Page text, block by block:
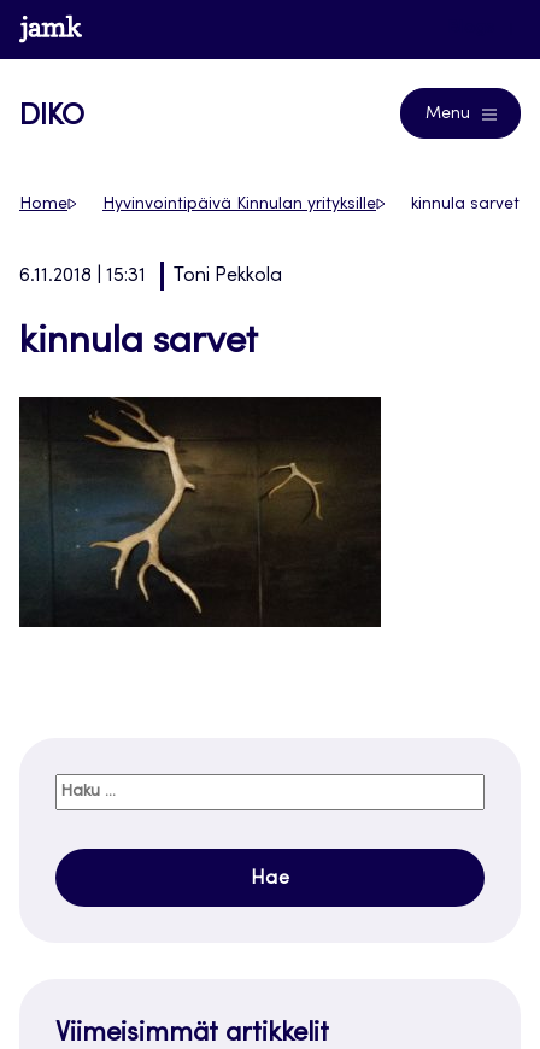
Siirry
suoraan
www.jamk.fi
DIKO Menu
Home Hyvinvointipäivä Kinnulan yrityksille kinnula sarvet
6.11.2018 | 15:31 Toni Pekkola
kinnula sarvet
Haku:
Viimeisimmät artikkelit